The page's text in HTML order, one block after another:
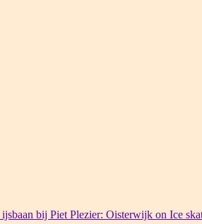
bij Piet Plezier: Oisterwijk on Ice